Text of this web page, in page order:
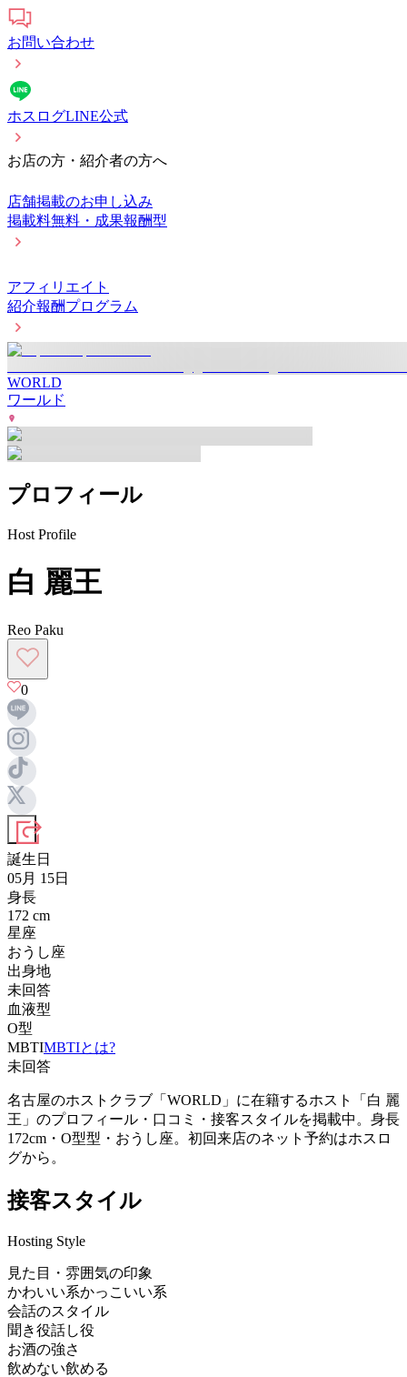
お問い合わせ
ホスログLINE公式
お店の方・紹介者の方へ
店舗掲載のお申し込み
掲載料無料・成果報酬型
アフィリエイト
紹介報酬プログラム
WORLD
ワールド
プロフィール
Host Profile
白 麗王
Reo Paku
0
誕生日
05月 15日
身長
172 cm
星座
おうし座
出身地
未回答
血液型
O型
MBTIMBTIとは?
未回答
名古屋のホストクラブ「WORLD」に在籍するホスト「白 麗
王」のプロフィール・口コミ・接客スタイルを掲載中。身長
172cm・O型型・おうし座。初回来店のネット予約はホスロ
グから。
接客スタイル
Hosting Style
見た目・雰囲気の印象
かわいい系かっこいい系
会話のスタイル
聞き役話し役
お酒の強さ
飲めない飲める